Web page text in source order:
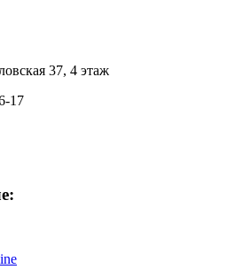
37, 4 этаж
17